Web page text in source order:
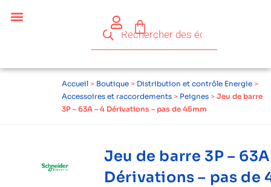
Accueil > Boutique > Distribution et contrôle Energie >
Accessoires et raccordements > Peignes > Jeu de barre
3P – 63A – 4 Dérivations – pas de 45mm
Jeu de barre 3P –
Dérivations – pas de